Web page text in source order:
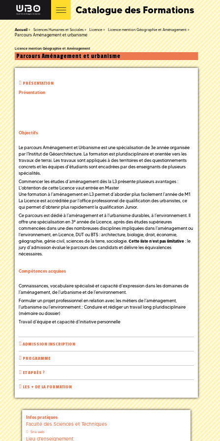
Catalogue des Formations
Accueil Sciences Humaines et Sociales Licence Licence mention Géographie et Aménagement
Parcours Aménagement et urbanisme
Licence mention Géographie et Aménagement
Parcours Aménagement et urbanisme
PRÉSENTATION
Présentation
Objectifs
Le parcours Aménagement et Urbanisme est une spécialisation de 3e année organisée
par l’Institut de Géoarchitecture. La formation est pluridisciplinaire et orientée vers les
travaux de terrai. Les travaux sont appliqués à des territoires et des questionnements
concrets et les équipes d'étudiants sont encadrées par des enseignants de plusieurs
spécialités.
Commencer les études d’aménagement dès la L3 présente plusieurs avantages :
L'obtention de cette Licence vaut entrée en Master
Une formation à l’aménagement en L3 permet d’aborder plus facilement l’année de M1
La Licence est accréditée par l’office professionnel de qualification des urbanistes, ce
qui permet d'obtenir plus rapidement la qualification Junior.
Ce parcours est dédié à l’aménagement et à l’urbanisme durables, à l’environnement. Il
offre une spécialisation en 3e année de Licence, après des études supérieures
commencées dans une des nombreuses disciplines impliquées dans l’aménagement ou
l’environnement, en Licence, DUT ou BTS : architecture, biologie, droit, économie,
géographie, génie civil, sciences de la terre, sociologie. Cette liste n’est pas limitative : le
jury d’admission évalue le parcours des candidats et délivre les équivalences
nécessaires.
Compétences acquises
Connaissances, vocabulaire spécialisé et capacité d’expression dans les domaines de
l’aménagement, de l’urbanisme et de l’environnement.
Formuler un projet professionnel en relation avec les métiers de l’aménagement,
l’urbanisme ou l’environnement ; Conduire et rédiger un travail long pluridisciplinaire
(mémoire ou dossier)
Travail d’équipe et capacité d'initiative personnelle
ADMISSION INSCRIPTION
PROGRAMME
ET APRÈS ?
LES + DE LA FORMATION
Infos pratiques
Faculté des Sciences et Techniques
Site web
Lieu d'enseignement